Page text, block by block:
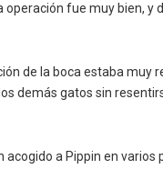
operación fue muy bien,
de la boca estaba muy
demás gatos sin
a Pippin en varios